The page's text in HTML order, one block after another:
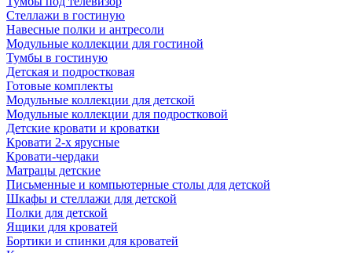
Стеллажи в гостиную
Навесные полки и антресоли
Модульные коллекции для гостиной
Тумбы в гостиную
Детская и подростковая
Готовые комплекты
Модульные коллекции для детской
Модульные коллекции для подростковой
Детские кровати и кроватки
Кровати 2-х ярусные
Кровати-чердаки
Матрацы детские
Письменные и компьютерные столы для детской
Шкафы и стеллажи для детской
Полки для детской
Ящики для кроватей
Бортики и спинки для кроватей